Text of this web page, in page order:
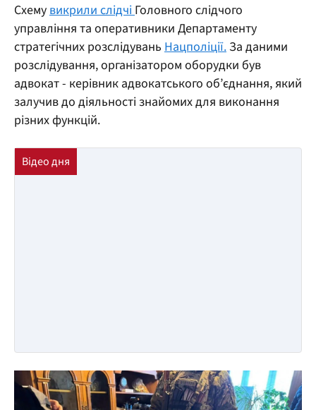
Схему викрили слідчі Головного слідчого
управління та оперативники Департаменту
стратегічних розслідувань Нацполіції. За даними
розслідування, організатором оборудки був
адвокат - керівник адвокатського об’єднання, який
залучив до діяльності знайомих для виконання
різних функцій.